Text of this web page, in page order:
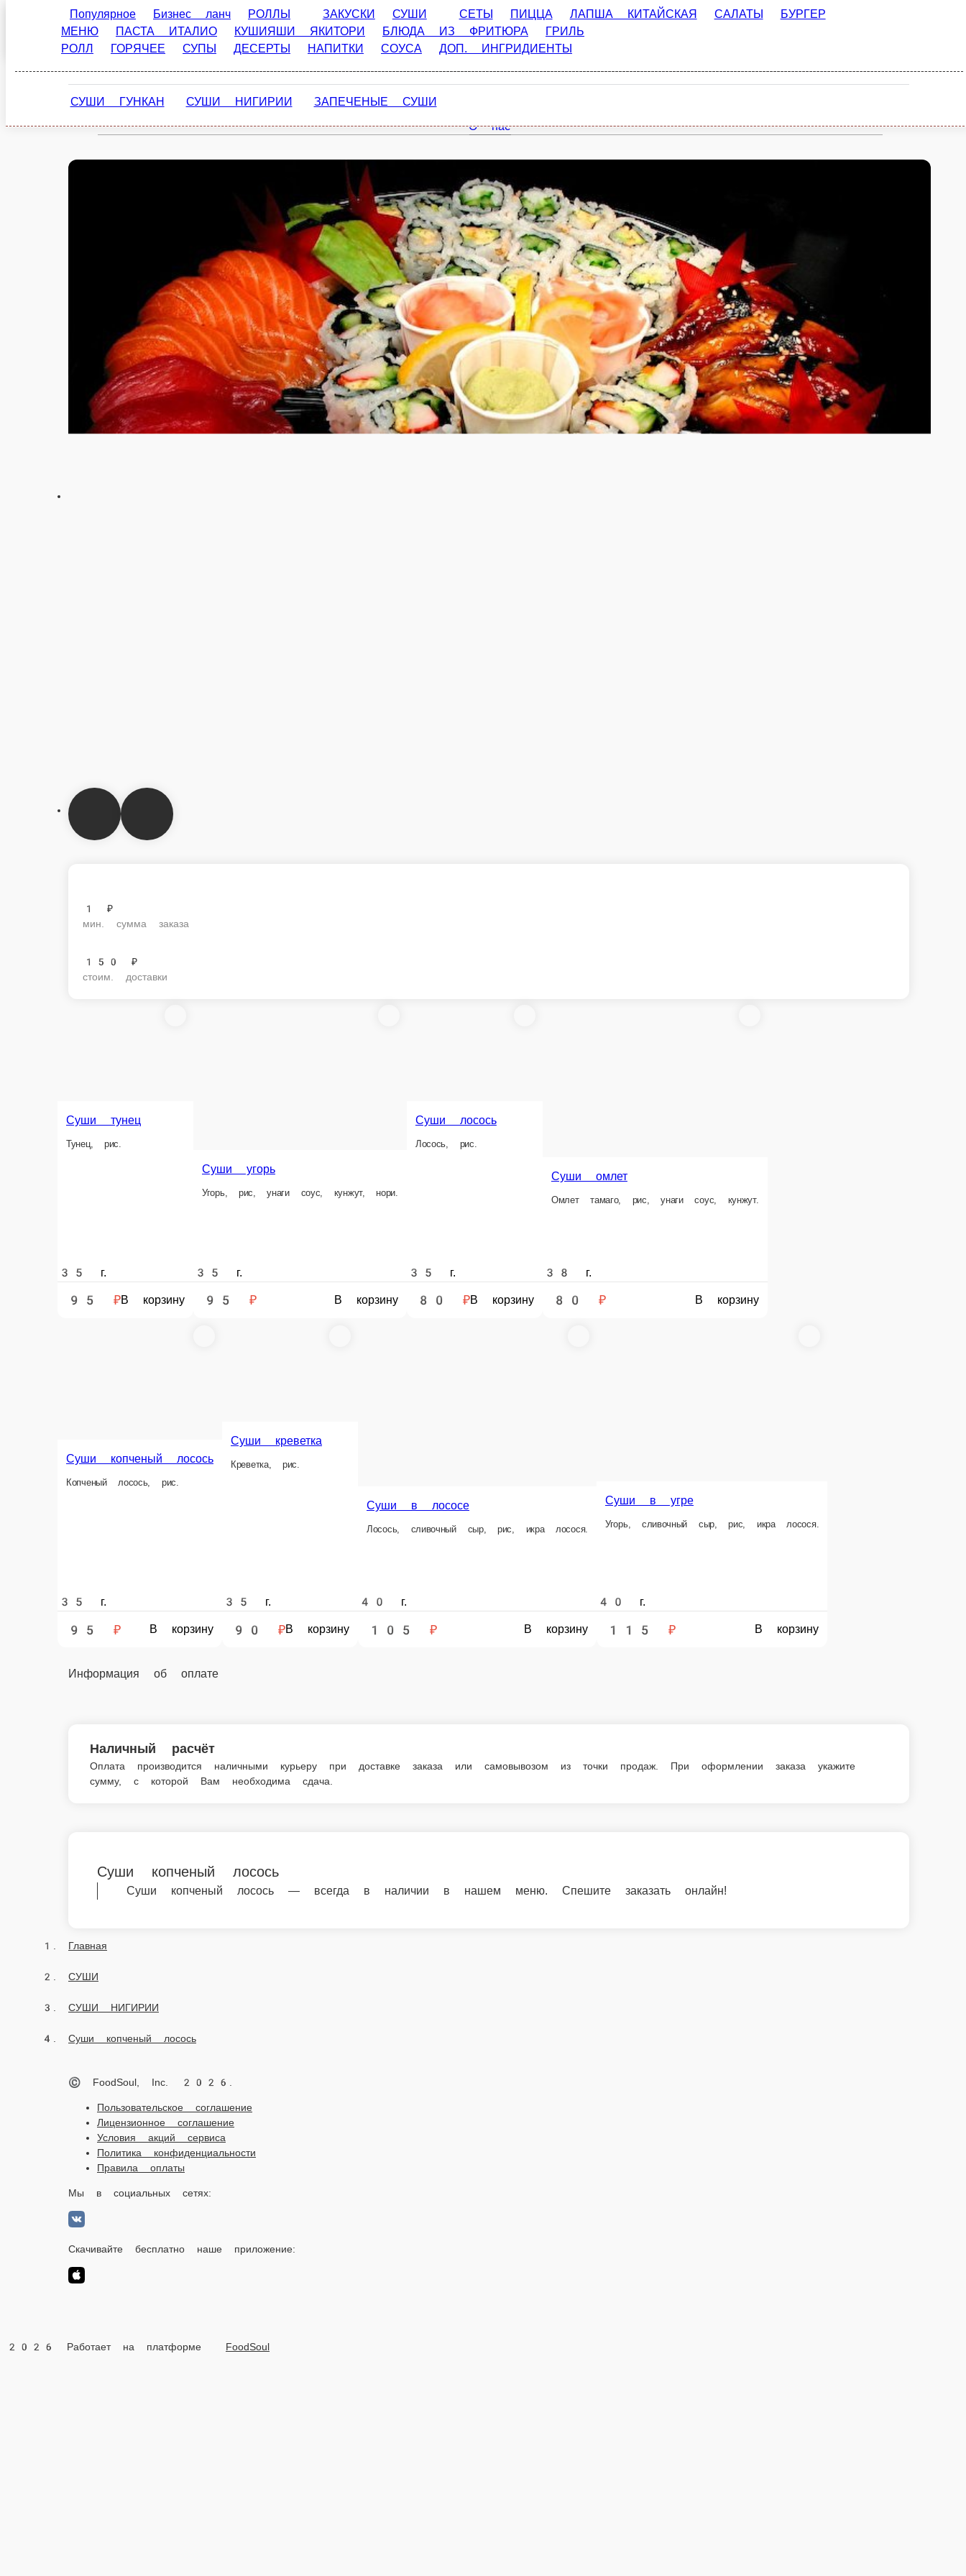
Старица
+7 (920) 152-34-88
О нас
1 ₽
мин. сумма заказа
150 ₽
стоим. доставки
Популярное Бизнес ланч РОЛЛЫ ЗАКУСКИ СУШИ СЕТЫ ПИЦЦА ЛАПША КИТАЙСКАЯ САЛАТЫ
БУРГЕР
МЕНЮ
ПАСТА ИТАЛИО КУШИЯШИ ЯКИТОРИ БЛЮДА ИЗ ФРИТЮРА
ГРИЛЬ
РОЛЛ
ГОРЯЧЕЕ СУПЫ ДЕСЕРТЫ НАПИТКИ СОУСА ДОП. ИНГРИДИЕНТЫ
СУШИ ГУНКАН СУШИ НИГИРИИ ЗАПЕЧЕНЫЕ СУШИ
Суши тунец
35 г.
95 ₽В корзину
Суши угорь
Угорь, рис, унаги соус, кунжут, нори.
35 г.
95 ₽ В корзину
Суши лосось
35 г.
80 ₽ В корзину
Суши омлет
Омлет тамаго, рис, унаги соус, кунжут.
38 г.
80 ₽ В корзину 95 ₽
Креветка, рис.
35 г.
90 ₽ В корзину
Лосось, сливочный сыр, рис, икра лосося.
105 ₽
Угорь, сливочный сыр, рис, икра лосося.
115 ₽
Информация об оплате
Наличный расчёт
Оплата производится наличными курьеру при доставке заказа или самовывозом из точки продаж. При оформлении заказа укажите
сумму, с которой Вам необходима сдача.
Суши копченый лосось
Суши копченый лосось — всегда в наличии в нашем меню. Спешите заказать онлайн!
© FoodSoul, Inc. 2026.
Лицензионное соглашение
Условия акций сервиса
Политика конфиденциальности
Правила оплаты